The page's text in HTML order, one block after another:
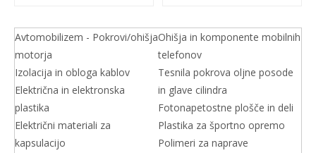
Avtomobilizem - Pokrovi/ohišja
motorja
Izolacija in obloga kablov
Električna in elektronska
plastika
Električni materiali za
kapsulacijo
Ohišja in komponente mobilnih
telefonov
Tesnila pokrova oljne posode
in glave cilindra
Fotonapetostne plošče in deli
Plastika za športno opremo
Polimeri za naprave